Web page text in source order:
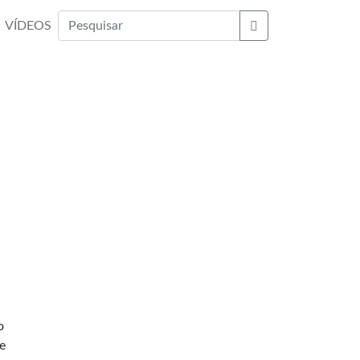
VÍDEOS
Buscar